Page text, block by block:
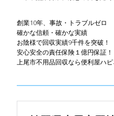
創業10年、事故・トラブルゼロ
確かな信頼・確かな実績
お陰様で回収実績9千件を突破！
安心安全の責任保険１億円保証！
上尾市不用品回収なら便利屋ハピ